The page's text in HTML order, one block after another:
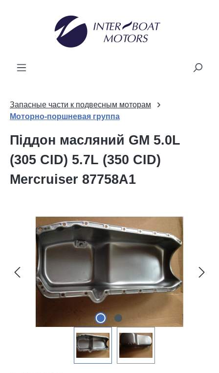
Запасные части к подвесным моторам
Моторно-поршневая группа
Піддон масляний GM 5.0L
(305 CID) 5.7L (350 CID)
Mercruiser 87758A1
Пропустити галерею зображень